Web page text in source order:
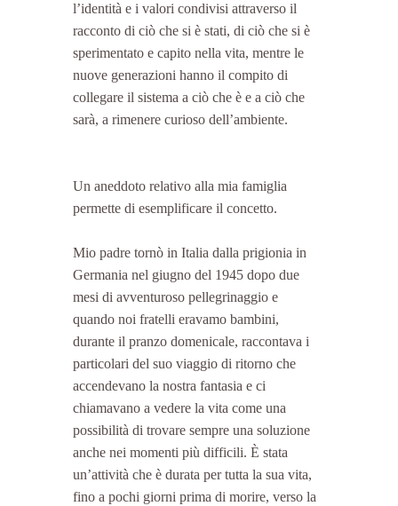
l’identità e i valori condivisi attraverso il
racconto di ciò che si è stati, di ciò che si è
sperimentato e capito nella vita, mentre le
nuove generazioni hanno il compito di
collegare il sistema a ciò che è e a ciò che
sarà, a rimenere curioso dell’ambiente.
Un aneddoto relativo alla mia famiglia
permette di esemplificare il concetto.
Mio padre tornò in Italia dalla prigionia in
Germania nel giugno del 1945 dopo due
mesi di avventuroso pellegrinaggio e
quando noi fratelli eravamo bambini,
durante il pranzo domenicale, raccontava i
particolari del suo viaggio di ritorno che
accendevano la nostra fantasia e ci
chiamavano a vedere la vita come una
possibilità di trovare sempre una soluzione
anche nei momenti più difficili. È stata
un’attività che è durata per tutta la sua vita,
fino a pochi giorni prima di morire, verso la